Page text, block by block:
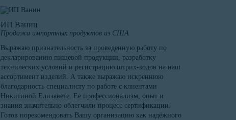
ИП Ванин
Продажа импортных продуктов из США
Выражаю признательность за проведенную работу по
декларированию пищевой продукции, разработку
технических условий и регистрацию штрих-кодов на наш
ассортимент изделий. А также выражаю искреннюю
благодарность специалисту по работе с клиентами
Никитиной Елизавете. Ее профессионализм, опыт и
знания значительно облегчили процесс сертификации.
Готов порекомендовать Вашу организацию как надёжного